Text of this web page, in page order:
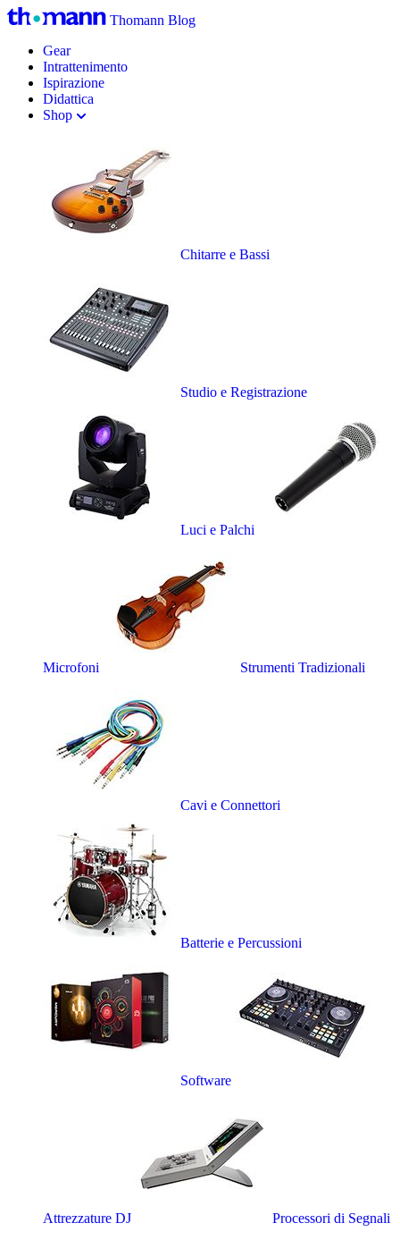
Thomann Blog
Gear
Intrattenimento
Ispirazione
Didattica
Shop
Chitarre e Bassi
Studio e Registrazione
Luci e Palchi
Microfoni Strumenti Tradizionali
Cavi e Connettori
Batterie e Percussioni
Software
Attrezzature DJ Processori di Segnali